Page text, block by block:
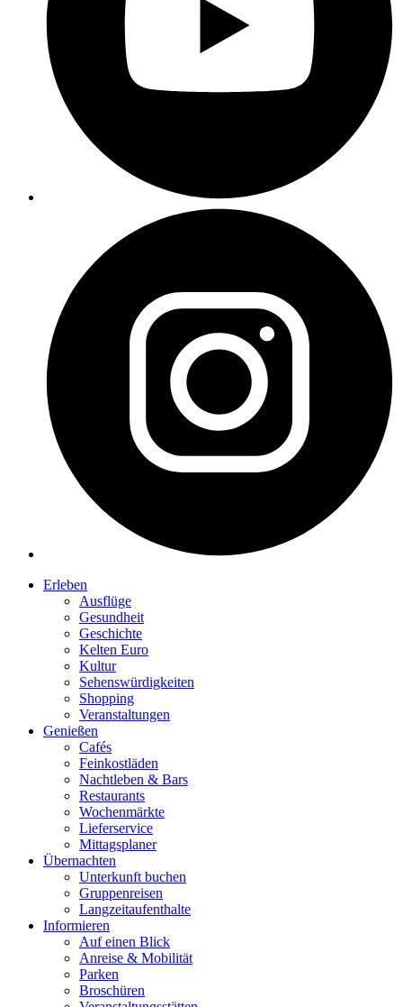
Erleben
Ausflüge
Gesundheit
Geschichte
Kelten Euro
Kultur
Sehenswürdigkeiten
Shopping
Veranstaltungen
Genießen
Cafés
Feinkostläden
Nachtleben & Bars
Restaurants
Wochenmärkte
Lieferservice
Mittagsplaner
Übernachten
Unterkunft buchen
Gruppenreisen
Langzeitaufenthalte
Informieren
Auf einen Blick
Anreise & Mobilität
Parken
Broschüren